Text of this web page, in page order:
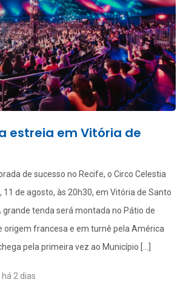
estreia em Vitória de
de sucesso no Recife, o Circo Celestia
de agosto, às 20h30, em Vitória de Santo
grande tenda será montada no Pátio de
origem francesa e em turnê pela América
pela primeira vez ao Município […]
há 2 dias